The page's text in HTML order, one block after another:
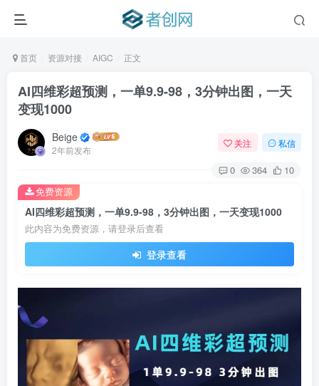
首页 资源对接 AIGC 正文
AI四维彩超预测，一单9.9-98，3分钟出图，一天
变现1000
Beige
2年前发布
关注 私信
0 364 10
AI四维彩超预测，一单9.9-98，3分钟出图，一天变现1000
此内容为免费资源，请登录后查看
登录查看
免费资源